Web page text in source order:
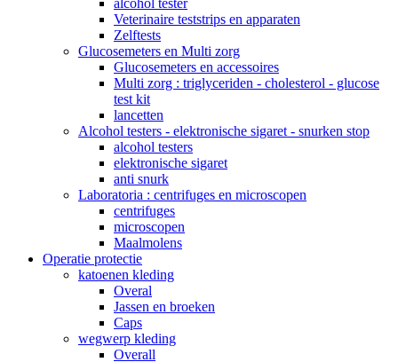
Veterinaire teststrips en apparaten
Zelftests
Glucosemeters en Multi zorg
Glucosemeters en accessoires
Multi zorg : triglyceriden - cholesterol - glucose
test kit
lancetten
Alcohol testers - elektronische sigaret - snurken stop
alcohol testers
elektronische sigaret
anti snurk
Laboratoria : centrifuges en microscopen
centrifuges
microscopen
Maalmolens
Operatie protectie
katoenen kleding
Overal
Jassen en broeken
Caps
wegwerp kleding
Overall